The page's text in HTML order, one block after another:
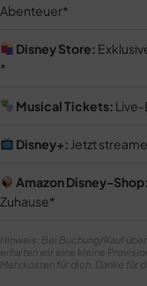
Abenteuer
Disney Store:
Musical Tickets:
Disney+: Jetzt
Amazon Disney-Shop:
Zuhause
Hinweis: Bei Buchung/Kauf
erhalten wir eine kleine
Mehrkosten für dich. Danke für